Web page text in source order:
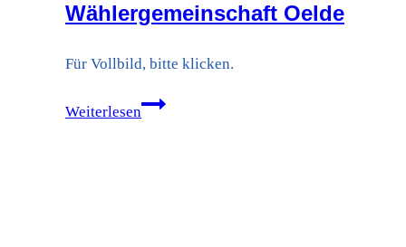
Wählergemeinschaft Oelde
Für Vollbild, bitte klicken.
Weiterlesen
Eine